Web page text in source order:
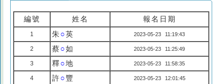
編號 姓名 報名日期
1 朱○英 2023-05-23 11:19:43
2 蔡○如 2023-05-23 11:25:49
3 釋○地 2023-05-23 11:58:35
4 許○ 豐 2023-05-23 12:01:45